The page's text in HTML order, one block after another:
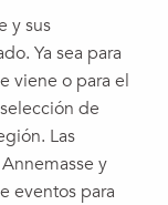
y sus
Ya sea para
viene o para el
de
Las
y
eventos para